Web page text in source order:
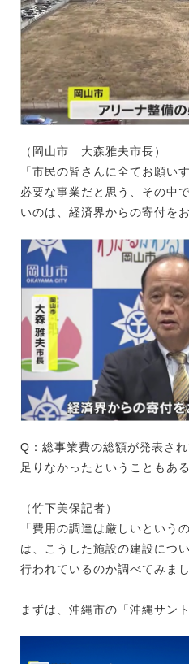
（岡山市 大森雅夫市長）
「市民の皆さんに全てお願い
必要な事業だと思う、その中
いのは、経済界からの寄付を
Q：総事業費の総額が発表さ
足りなかったということもあ
（竹下美保記者）
「費用の調達は厳しいという
は、こうした施設の建設につ
行われているのか調べてみまし
まずは、沖縄市の「沖縄サン